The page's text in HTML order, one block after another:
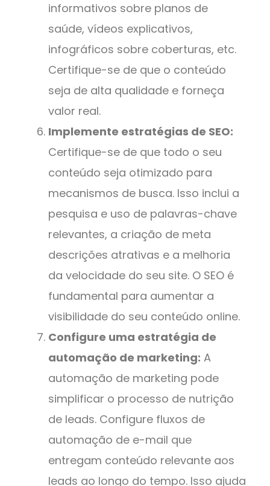
informativos sobre planos de
saúde, vídeos explicativos,
infográficos sobre coberturas, etc.
Certifique-se de que o conteúdo
seja de alta qualidade e forneça
valor real.
Implemente estratégias de SEO:
Certifique-se de que todo o seu
conteúdo seja otimizado para
mecanismos de busca. Isso inclui a
pesquisa e uso de palavras-chave
relevantes, a criação de meta
descrições atrativas e a melhoria
da velocidade do seu site. O SEO é
fundamental para aumentar a
visibilidade do seu conteúdo online.
Configure uma estratégia de
automação de marketing: A
automação de marketing pode
simplificar o processo de nutrição
de leads. Configure fluxos de
automação de e-mail que
entregam conteúdo relevante aos
leads ao longo do tempo. Isso ajuda